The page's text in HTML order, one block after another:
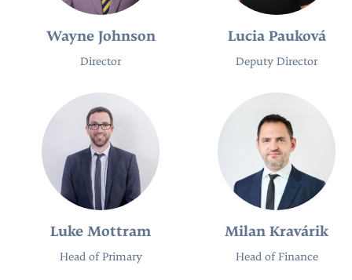
Wayne Johnson
Director
Lucia Pauková
Deputy Director
Luke Mottram
Head of Primary
Milan Kravárik
Head of Finance